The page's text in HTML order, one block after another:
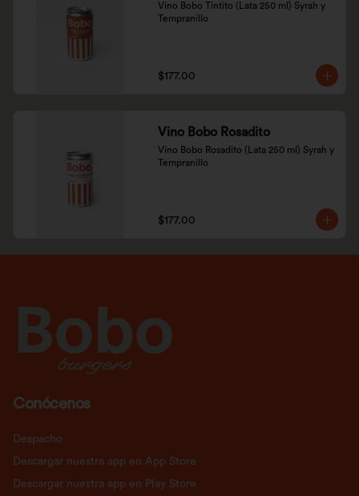
Vino Bobo Tintito (Lata 250 ml) Syrah y
Tempranillo
$177.00
Vino Bobo Rosadito
Vino Bobo Rosadito (Lata 250 ml) Syrah y
Tempranillo
$177.00
Conócenos
Despacho
Descargar nuestra app en App Store
Descargar nuestra app en Play Store